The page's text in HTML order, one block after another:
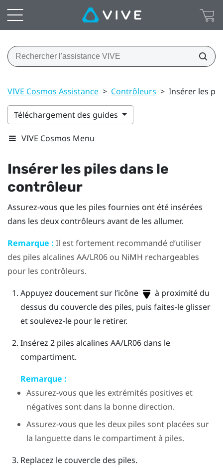
VIVE Cosmos Assistance > Contrôleurs > Insérer les
Téléchargement des guides
VIVE Cosmos Menu
Insérer les piles dans le
contrôleur
Assurez-vous que les piles fournies ont été insérées
dans les deux contrôleurs avant de les allumer.
Remarque : Il est fortement recommandé d’utiliser
des piles alcalines AA/LR06 ou NiMH rechargeables
pour les contrôleurs.
Appuyez doucement sur l’icône
à proximité du
dessus du couvercle des piles, puis faites-le glisser
et soulevez-le pour le retirer.
Insérez 2 piles alcalines AA/LR06 dans le
compartiment.
Remarque :
Assurez-vous que les extrémités positives et
négatives sont dans la bonne direction.
Assurez-vous que les deux piles sont placées sur
la languette dans le compartiment à piles.
Replacez le couvercle des piles.